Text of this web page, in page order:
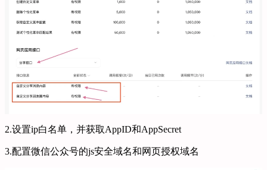
2.设置ip白名单，并获取AppID和AppSecret
3.配置微信公众号的js安全域名和网页授权域名